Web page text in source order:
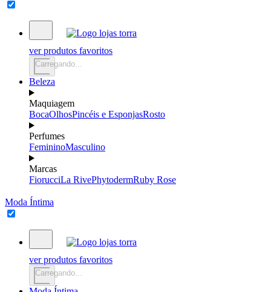
ver produtos favoritos
Carregando...
Beleza
Maquiagem
BocaOlhosPincéis e EsponjasRosto
Perfumes
FemininoMasculino
Marcas
FiorucciLa RivePhytodermRuby Rose
Moda Íntima
ver produtos favoritos
Carregando...